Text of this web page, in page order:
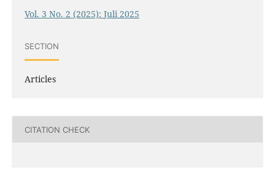
Vol. 3 No. 2 (2025): Juli 2025
SECTION
Articles
CITATION CHECK